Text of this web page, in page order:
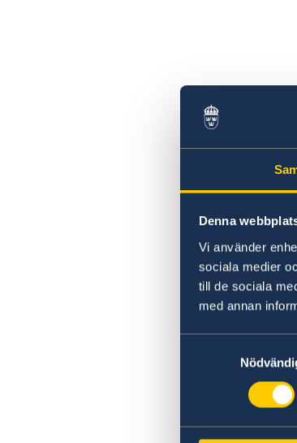
Denna
Vi använder
sociala medier
till de sociala
med annan